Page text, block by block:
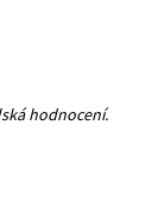
hodnocení.